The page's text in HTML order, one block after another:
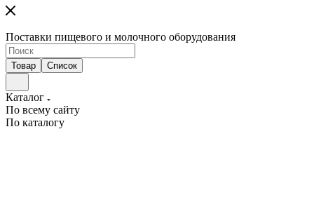
Поставки пищевого и молочного оборудования
Товар Список
Каталог
По всему сайту
По каталогу